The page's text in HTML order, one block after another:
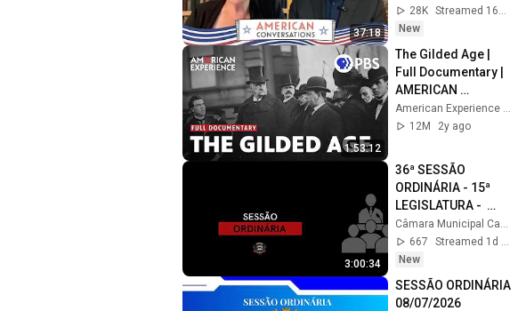
37:18
28K
Streamed 16h ago
New
1:53:12
The Gilded Age |
Full Documentary |
AMERICAN
EXPERIENCE | PBS
12M
2y ago
3:00:34
36ª SESSÃO
ORDINÁRIA - 15ª
LEGISLATURA -
04/08/2026 - 18 hs
667
New
SESSÃO ORDINÁRIA
08/07/2026